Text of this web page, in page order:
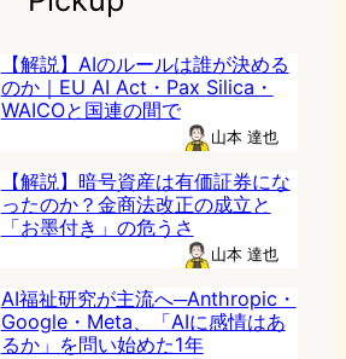
【解説】AIのルールは誰が決める
のか｜EU AI Act・Pax Silica・
WAICOと国連の間で
山本 達也
【解説】暗号資産は有価証券にな
ったのか？金商法改正の成立と
「お墨付き」の危うさ
山本 達也
AI福祉研究が主流へ─Anthropic・
Google・Meta、「AIに感情はあ
るか」を問い始めた1年